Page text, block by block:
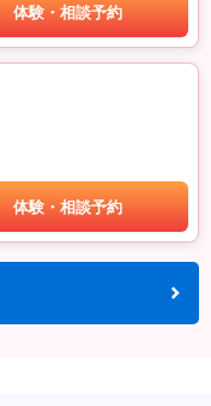
体験・相談予約
体験・相談予約